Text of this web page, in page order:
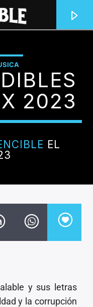
2023
EL
y sus letras
y la corrupción